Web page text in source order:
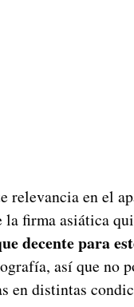
relevancia en el
la firma asiática
decente para
así que no
en distintas